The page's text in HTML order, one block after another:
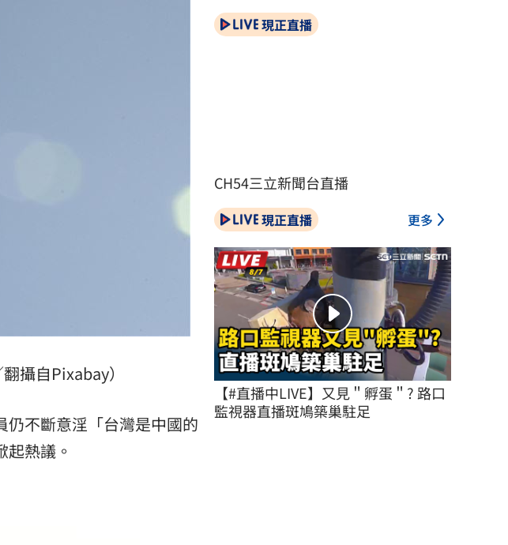
攝自Pixabay）
不斷意淫「台灣是中國的
起熱議。
現正直播
CH54三立新聞台直播
現正直播 更多
【#直播中LIVE】又見＂孵蛋＂? 路口
監視器直播斑鳩築巢駐足